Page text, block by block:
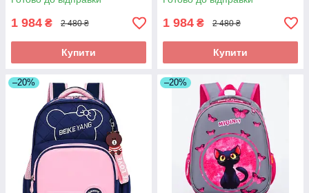
1 984 ₴ 2 480 ₴
Купити
першокласниці в школу
1 984 ₴ 2 480 ₴
Купити
–20% –20%